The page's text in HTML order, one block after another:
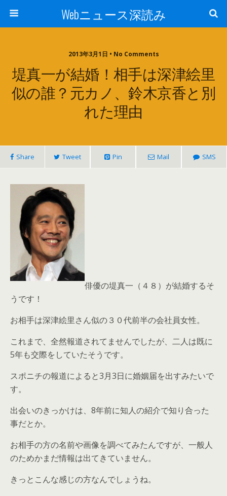
Webニュース深読み
2013年3月1日 • No Comments
堤真一が結婚！相手は深津絵里
似の誰？元カノ、鈴木京香と別
れた理由
Share Tweet Pin Mail SMS
俳優の堤真一（４８）が結婚するそ
うです！
お相手は深津絵里さん似の３０代前半の会社員女性。
これまで、全然報道されてませんでしたが、二人は既に
5年も交際をしていたそうです。
スポニチの報道によると3月3日に婚姻届を出すみたいで
す。
出会いのきっかけは、8年前に知人の紹介で知り合った
事だとか。
お相手の方の名前や画像を調べてみたんですが、一般人
のためかまだ情報は出てきていません。
きっとこんな感じの方なんでしょうね。